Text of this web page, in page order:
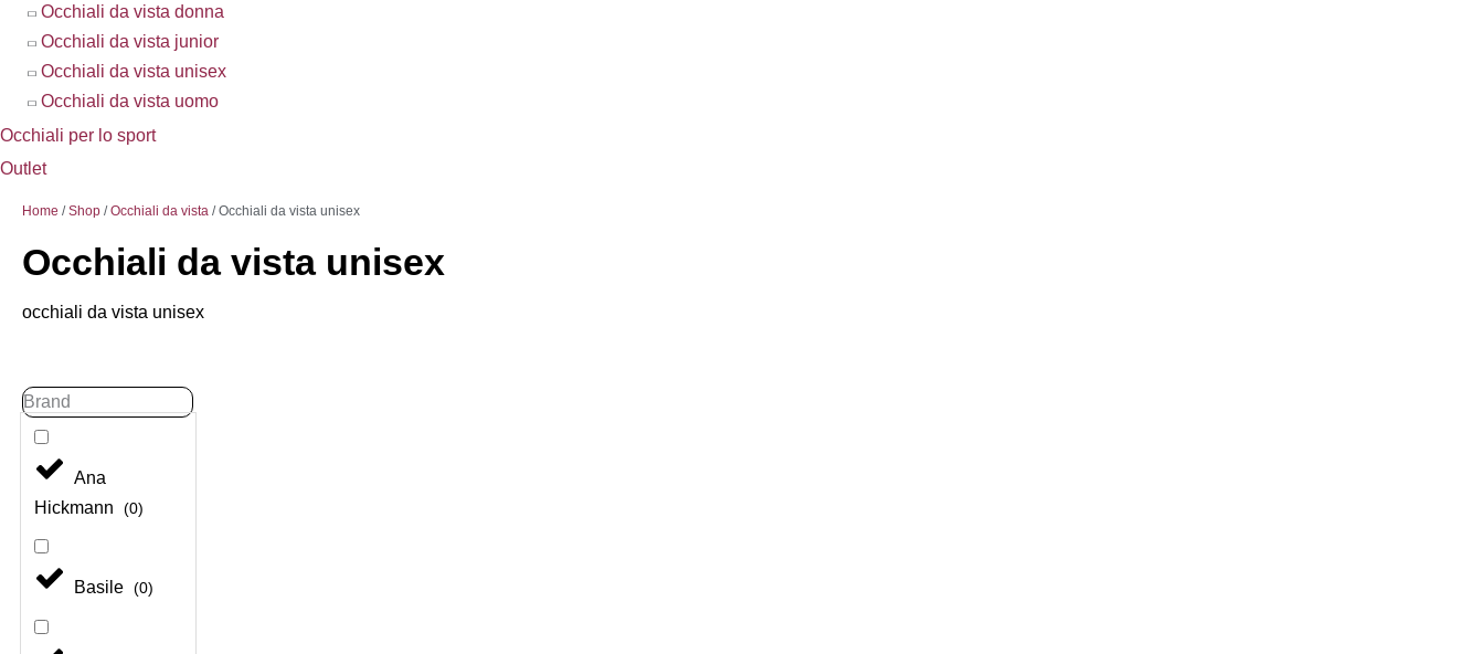
Occhiali da vista donna
Occhiali da vista junior
Occhiali da vista unisex
Occhiali da vista uomo
Occhiali per lo sport
Outlet
Home /Shop /Occhiali da vista / Occhiali da vista unisex
Occhiali da vista unisex
occhiali da vista unisex
Brand
Ana
Hickmann
(0)
Basile (0)